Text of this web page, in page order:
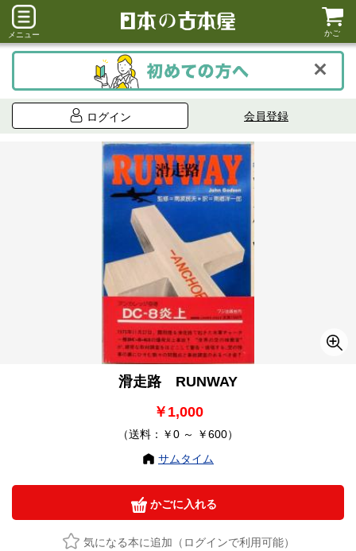
メニュー かご
ログイン 会員登録
滑走路 RUNWAY
￥1,000
（送料：￥0 ～ ￥600）
サムタイム
かごに入れる
気になる本に追加（ログインで利用可能）